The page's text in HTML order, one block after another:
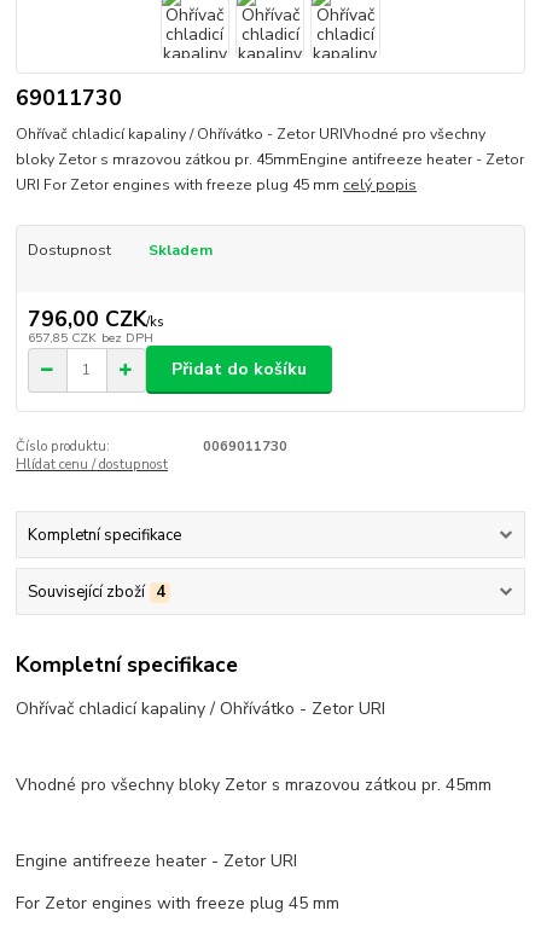
69011730
Ohřívač chladicí kapaliny / Ohřívátko - Zetor URIVhodné pro všechny
bloky Zetor s mrazovou zátkou pr. 45mmEngine antifreeze heater - Zetor
URI For Zetor engines with freeze plug 45 mm celý popis
Dostupnost Skladem
796,00 CZK/ks
657,85 CZK bez DPH
Přidat do košíku
Číslo produktu:
0069011730
Hlídat cenu / dostupnost
Kompletní specifikace
Související zboží 4
Kompletní specifikace
Ohřívač chladicí kapaliny / Ohřívátko - Zetor URI
Vhodné pro všechny bloky Zetor s mrazovou zátkou pr. 45mm
Engine antifreeze heater - Zetor URI
For Zetor engines with freeze plug 45 mm